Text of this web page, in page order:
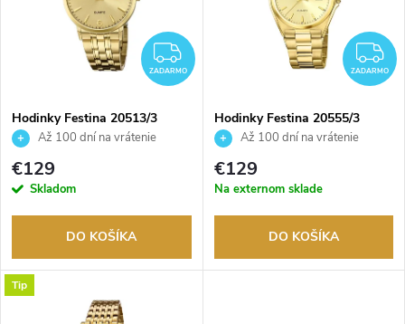
e
p
r
o
s
p
r
d
ZADARMO
ZADARMO
Hodinky Festina 20513/3
Až 100 dní na vrátenie
tovaru. Autorizovaný predajca.
€129
Skladom
DO KOŠÍKA
ZADARMO
Hodinky Festina 20555/3
Až 100 dní na vrátenie
tovaru. Autorizovaný predajca.
€129
Na externom sklade
DO KOŠÍKA
Tip